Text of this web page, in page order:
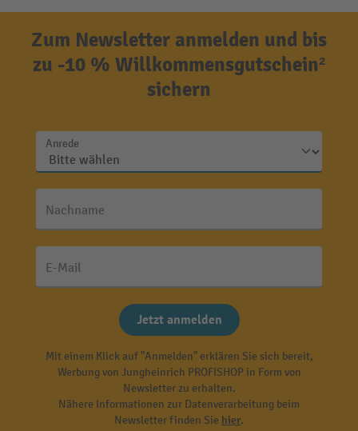
Zum Newsletter anmelden und bis
zu -10 % Willkommensgutschein²
sichern
Anrede
Nachname
E-Mail
Jetzt anmelden
Mit einem Klick auf "Anmelden" erklären Sie sich bereit,
Werbung von Jungheinrich PROFISHOP in Form von
Newsletter zu erhalten.
Nähere Informationen zur Datenverarbeitung beim
Newsletter finden Sie hier.